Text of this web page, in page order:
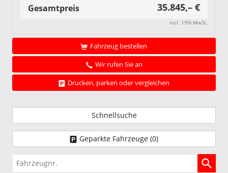
mit
R9N
R9M
R9I
R9G
•
R9E)
Gesamtpreis 35.845,– €
incl. 19% MwSt.
Fahrzeug bestellen
Wir rufen Sie an
Drucken, parken oder vergleichen
Schnellsuche
Geparkte Fahrzeuge (0)
Fahrzeugnr.